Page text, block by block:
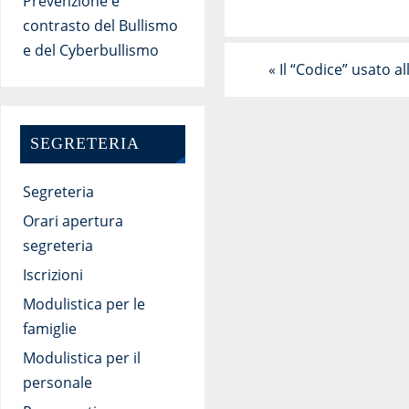
« Il “Codice” usato
contrasto del Bullismo
e del Cyberbullismo
SEGRETERIA
Segreteria
Orari apertura
segreteria
Iscrizioni
Modulistica per le
famiglie
Modulistica per il
personale